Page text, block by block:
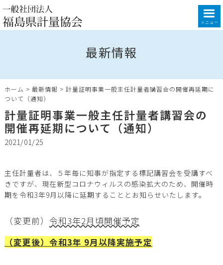
メニュー
最新情報
ホーム > 最新情報 > 計量証明事業一般主任計量者講習会の開催再延期に
ついて（通知）
計量証明事業一般主任計量者講習会の
開催再延期について（通知）
2021/01/25
主任計量者は、５年毎に知事が指定する標記講習会を受講すべ
きですが、現在新型コロナウィルスの感染拡大のため、開催時
期を令和3年9月以降に延期することとお知らせいたします。
（変更前） 令和3年2月頃開催予定
（変更後）令和3年 9月以降実施予定